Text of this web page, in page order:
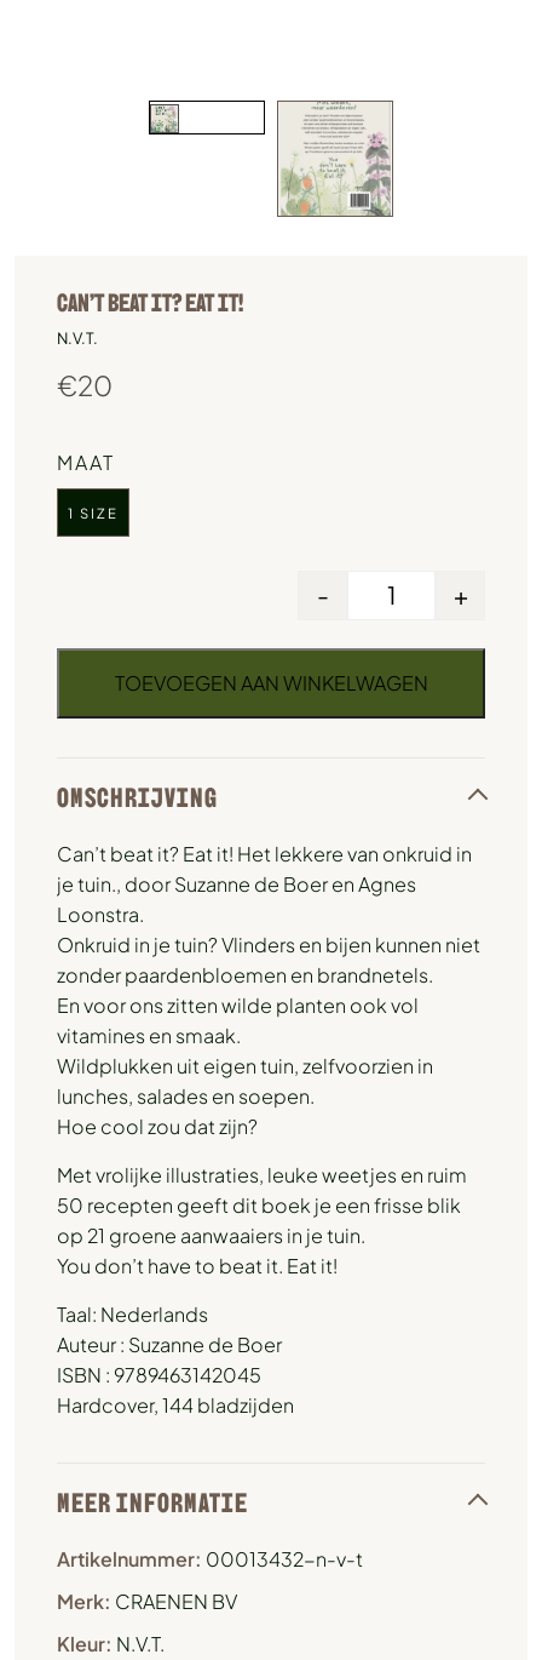
CAN’T BEAT IT? EAT IT!
N.V.T.
€20
MAAT
1 SIZE
- +
TOEVOEGEN AAN WINKELWAGEN
OMSCHRIJVING
Can’t beat it? Eat it! Het lekkere van onkruid in
je tuin., door Suzanne de Boer en Agnes
Loonstra.
Onkruid in je tuin? Vlinders en bijen kunnen niet
zonder paardenbloemen en brandnetels.
En voor ons zitten wilde planten ook vol
vitamines en smaak.
Wildplukken uit eigen tuin, zelfvoorzien in
lunches, salades en soepen.
Hoe cool zou dat zijn?
Met vrolijke illustraties, leuke weetjes en ruim
50 recepten geeft dit boek je een frisse blik
op 21 groene aanwaaiers in je tuin.
You don’t have to beat it. Eat it!
Taal: Nederlands
Auteur : Suzanne de Boer
ISBN : 9789463142045
Hardcover, 144 bladzijden
MEER INFORMATIE
Artikelnummer: 00013432-n-v-t
Merk: CRAENEN BV
Kleur: N.V.T.